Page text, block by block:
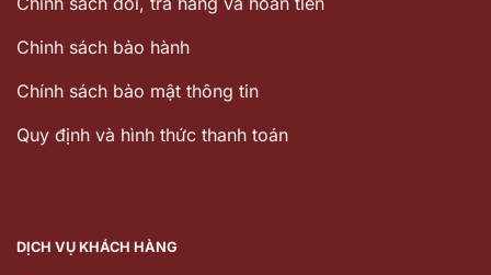
Chinh sách bảo hành
Chính sách bảo mật thông tin
Quy định và hình thức thanh toán
DỊCH VỤ KHÁCH HÀNG